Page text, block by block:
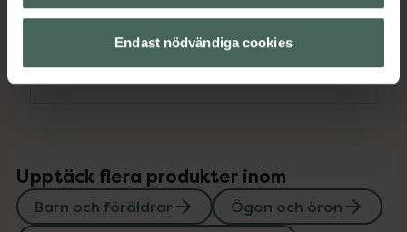
Endast nödvändiga cookies
Innehåll Visa
Upptäck flera produkter inom
Barn och föräldrar
Ögon och öron